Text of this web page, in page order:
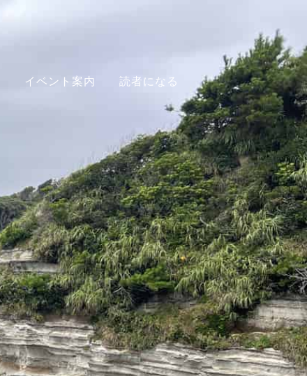
イベント案内 読者になる